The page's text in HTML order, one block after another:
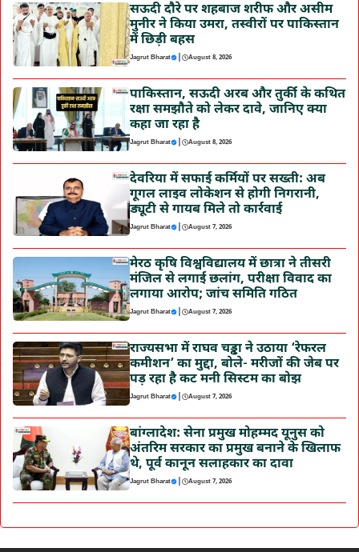
सऊदी दौरे पर शहबाज शरीफ और असीम
मुनीर ने किया उमरा, तस्वीरों पर पाकिस्तान
में छिड़ी बहस
Jagrut Bharat | August 8, 2026
पाकिस्तान, सऊदी अरब और तुर्की के कथित
रक्षा समझौते को लेकर दावे, जानिए क्या
कहा जा रहा है
Jagrut Bharat | August 8, 2026
देवरिया में सफाई कर्मियों पर सख्ती: अब
गूगल लाइव लोकेशन से होगी निगरानी,
ड्यूटी से गायब मिले तो कार्रवाई
Jagrut Bharat | August 7, 2026
मेरठ कृषि विश्वविद्यालय में छात्रा ने तीसरी
मंजिल से लगाई छलांग, परीक्षा विवाद का
लगाया आरोप; जांच समिति गठित
Jagrut Bharat | August 7, 2026
राज्यसभा में राघव चड्ढा ने उठाया ‘रेफरल
कमीशन’ का मुद्दा, बोले- मरीजों की जेब पर
पड़ रहा है कट मनी सिस्टम का बोझ
Jagrut Bharat | August 7, 2026
बांग्लादेश: सेना प्रमुख मोहम्मद यूनुस को
अंतरिम सरकार का प्रमुख बनाने के खिलाफ
थे, पूर्व कानून सलाहकार का दावा
Jagrut Bharat | August 7, 2026